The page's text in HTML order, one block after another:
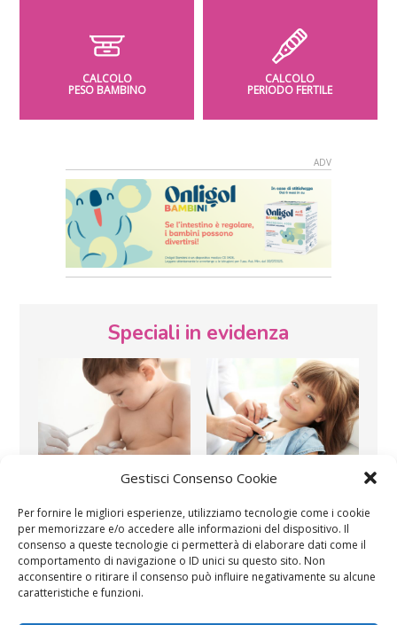
Gestisci Consenso Cookie
Per fornire le migliori esperienze, utilizziamo tecnologie come i cookie
per memorizzare e/o accedere alle informazioni del dispositivo. Il
consenso a queste tecnologie ci permetterà di elaborare dati come il
comportamento di navigazione o ID unici su questo sito. Non
acconsentire o ritirare il consenso può influire negativamente su alcune
caratteristiche e funzioni.
CALCOLO
PESO BAMBINO
CALCOLO
PERIODO FERTILE
Speciali in evidenza
Vaccini SOS Pediatra